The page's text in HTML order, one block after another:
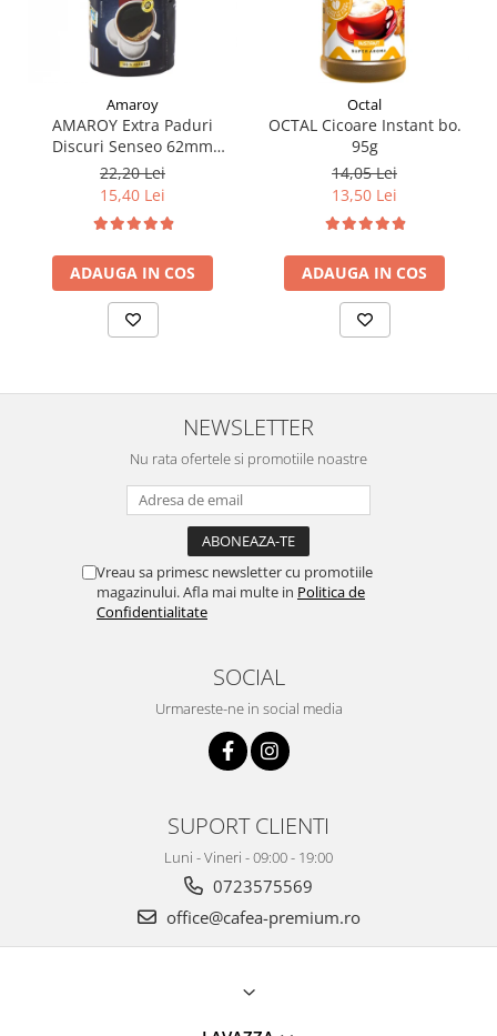
Amaroy
AMAROY Extra Paduri
Discuri Senseo 62mm
Monodoze 20buc 140g
22,20 Lei
15,40 Lei
ADAUGA IN COS
Octal
OCTAL Cicoare Instant bo.
95g
14,05 Lei
13,50 Lei
ADAUGA IN COS
NEWSLETTER
Nu rata ofertele si promotiile noastre
Vreau sa primesc newsletter cu promotiile
magazinului. Afla mai multe in Politica de
Confidentialitate
SOCIAL
Urmareste-ne in social media
SUPORT CLIENTI
Luni - Vineri - 09:00 - 19:00
0723575569
office@cafea-premium.ro